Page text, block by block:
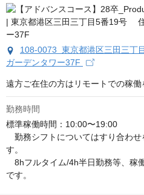
108-0073 東京都港区三田三
ガーデンタワー37F
遠方ご在住の方はリモートでの稼働
勤務時間
標準稼働時間：10:00〜19:00
勤務シフトについてはすり合わ
す。
8hフルタイム/4h半日勤務等、稼
です。